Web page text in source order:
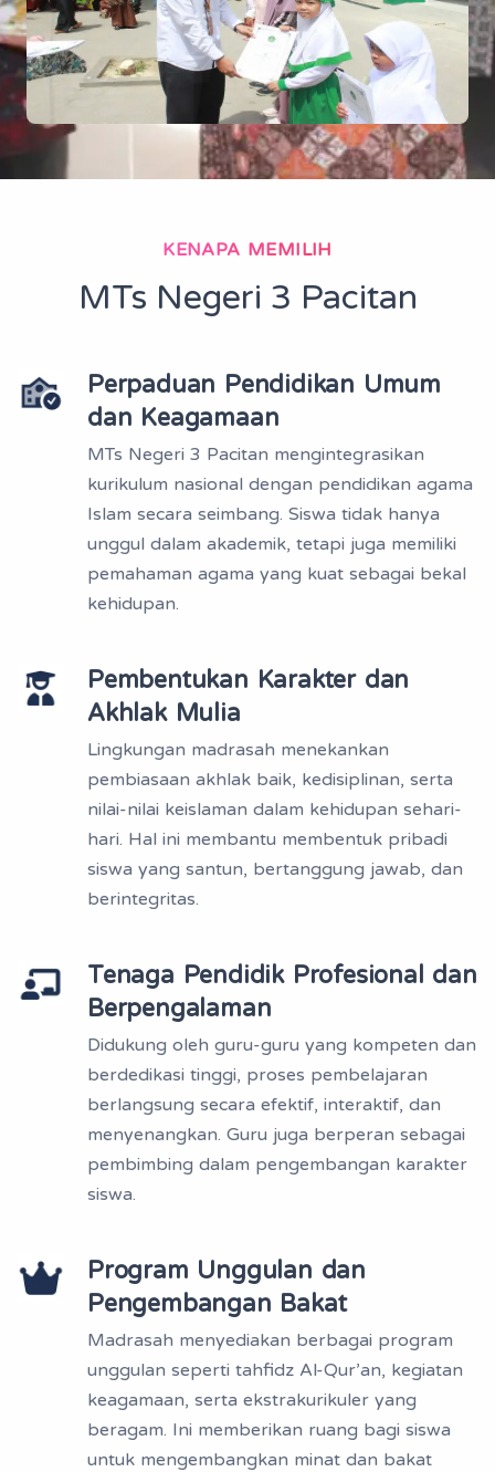
KENAPA MEMILIH
MTs Negeri 3 Pacitan
Perpaduan Pendidikan Umum
dan Keagamaan
MTs Negeri 3 Pacitan mengintegrasikan
kurikulum nasional dengan pendidikan agama
Islam secara seimbang. Siswa tidak hanya
unggul dalam akademik, tetapi juga memiliki
pemahaman agama yang kuat sebagai bekal
kehidupan.
Pembentukan Karakter dan
Akhlak Mulia
Lingkungan madrasah menekankan
pembiasaan akhlak baik, kedisiplinan, serta
nilai-nilai keislaman dalam kehidupan sehari-
hari. Hal ini membantu membentuk pribadi
siswa yang santun, bertanggung jawab, dan
berintegritas.
Tenaga Pendidik Profesional dan
Berpengalaman
Didukung oleh guru-guru yang kompeten dan
berdedikasi tinggi, proses pembelajaran
berlangsung secara efektif, interaktif, dan
menyenangkan. Guru juga berperan sebagai
pembimbing dalam pengembangan karakter
siswa.
Program Unggulan dan
Pengembangan Bakat
Madrasah menyediakan berbagai program
unggulan seperti tahfidz Al-Qur’an, kegiatan
keagamaan, serta ekstrakurikuler yang
beragam. Ini memberikan ruang bagi siswa
untuk mengembangkan minat dan bakat